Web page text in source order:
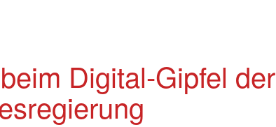
Digital-Gipfel der